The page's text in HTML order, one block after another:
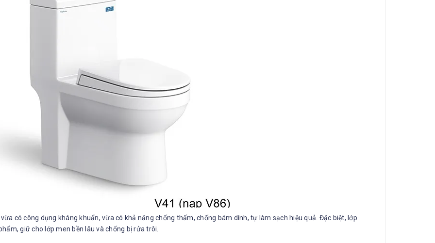
có công dụng kháng khuẩn, vừa có khả năng chống thấm, chống bám dính, tự làm sạch hiệu quả. Đặc biệt, lớp
giữ cho lớp men bền lâu và chống bị rửa trôi.